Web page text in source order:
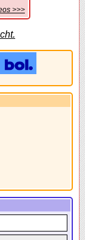
>>>